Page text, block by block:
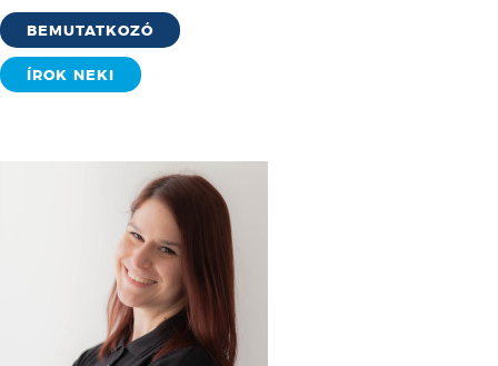
BEMUTATKOZÓ
ÍROK NEKI